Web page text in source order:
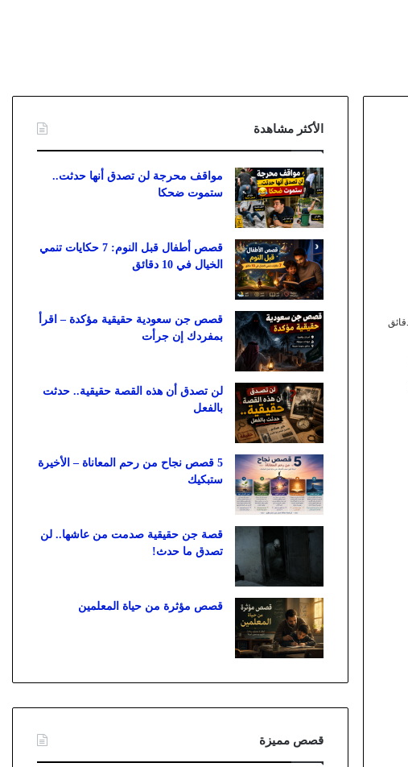
الأكثر مشاهدة
مواقف محرجة لن تصدق أنها حدثت..
ستموت ضحكا
قصص أطفال قبل النوم: 7 حكايات تنمي
الخيال في 10 دقائق
قصص جن سعودية حقيقية مؤكدة – اقرأ
بمفردك إن جرأت
لن تصدق أن هذه القصة حقيقية.. حدثت
بالفعل
5 قصص نجاح من رحم المعاناة – الأخيرة
ستبكيك
قصة جن حقيقية صدمت من عاشها.. لن
تصدق ما حدث!
قصص مؤثرة من حياة المعلمين
قصص مميزة